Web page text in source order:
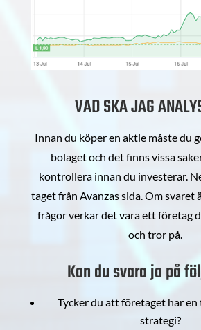
VAD SKA JAG
Innan du köper en aktie måste du
bolaget och det finns vissa
kontrollera innan du investerar.
taget från Avanzas sida. Om svaret
frågor verkar det vara ett företag
och tror på.
Kan du svara ja på
Tycker du att företaget har
strategi?